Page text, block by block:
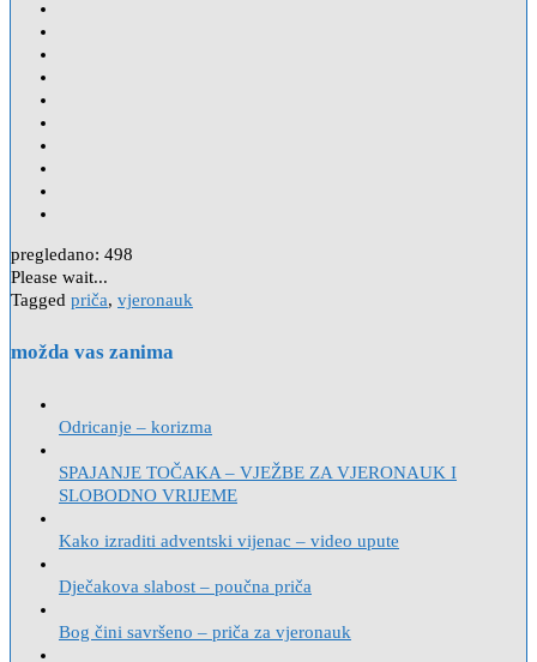
pregledano: 498
Please wait...
Tagged priča, vjeronauk
možda vas zanima
Odricanje – korizma
SPAJANJE TOČAKA – VJEŽBE ZA VJERONAUK I
SLOBODNO VRIJEME
Kako izraditi adventski vijenac – video upute
Dječakova slabost – poučna priča
Bog čini savršeno – priča za vjeronauk